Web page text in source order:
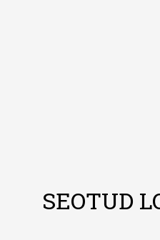
SEOTUD